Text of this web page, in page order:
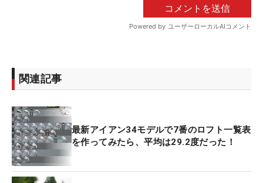
関連記事
最新アイアン34モデルで7番のロフト一覧表
を作ってみたら、平均は29.2度だった！